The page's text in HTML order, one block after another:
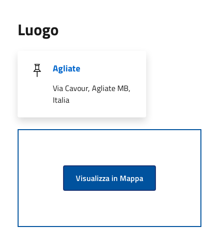
Luogo
Agliate
Via Cavour, Agliate MB,
Italia
Visualizza in Mappa